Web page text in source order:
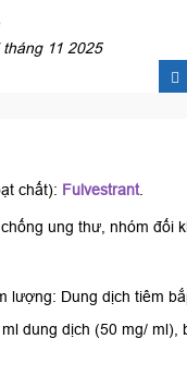
11 2025
chất): Fulvestrant.
ung thư, nhóm đối
lượng: Dung dịch tiêm
dung dịch (50 mg/ ml),